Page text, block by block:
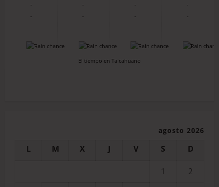
-
-
-
-
-
-
-
-
-
-
-
-
El tiempo en Talcahuano
agosto 2026
L M X J V S D
1
2